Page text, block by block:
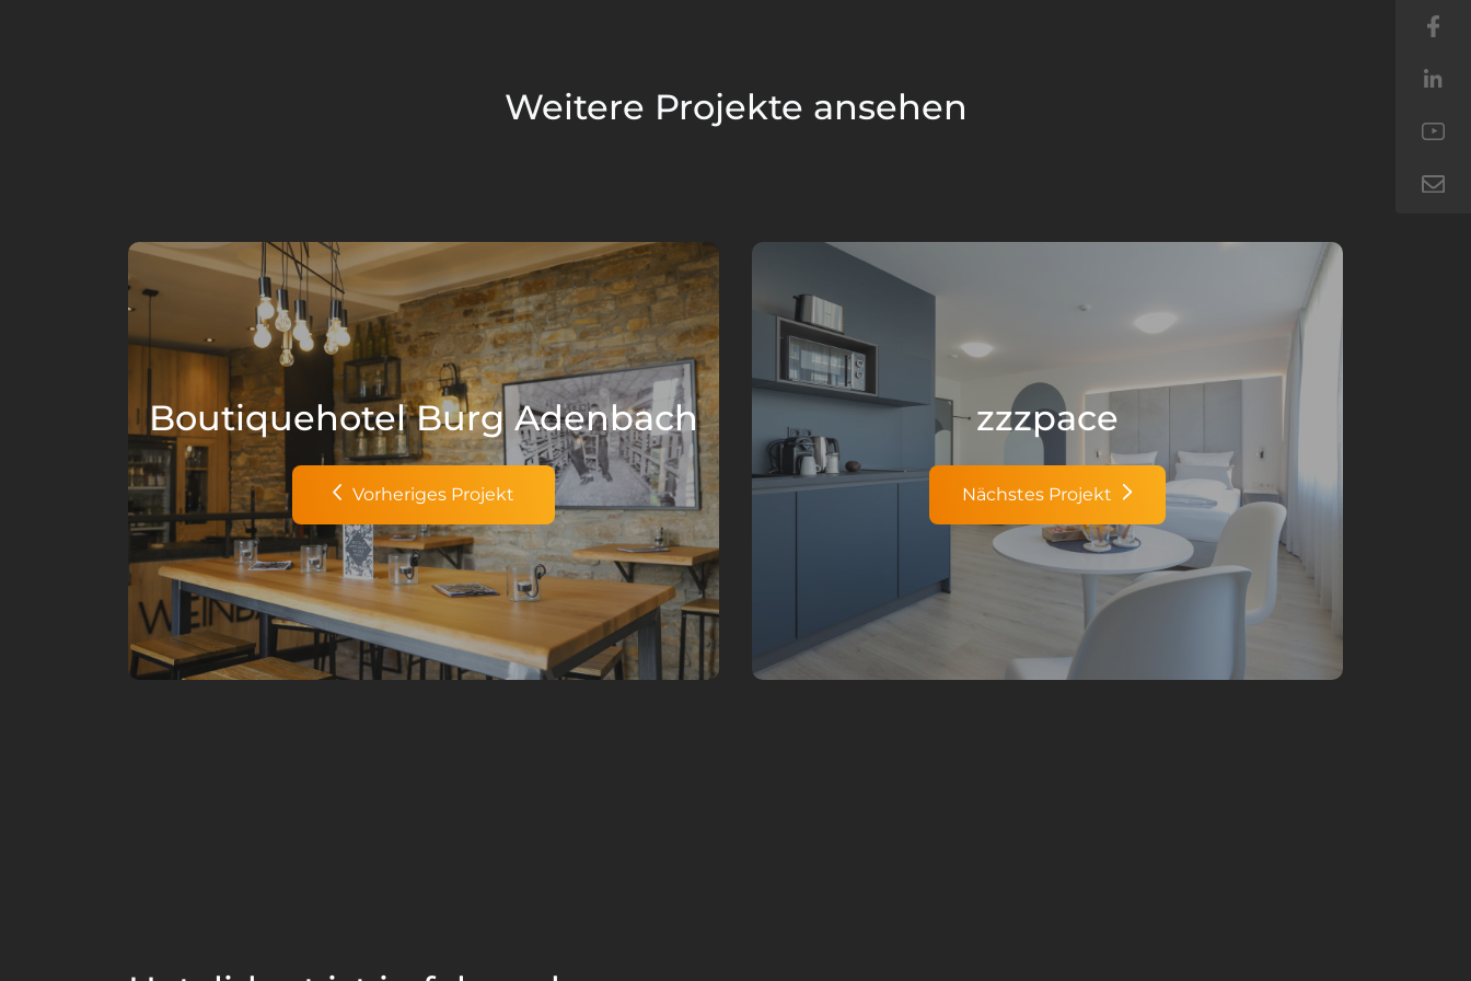
Weitere Projekte ansehen
Boutiquehotel Burg Adenbach
Vorheriges Projekt
zzzpace
Nächstes Projekt